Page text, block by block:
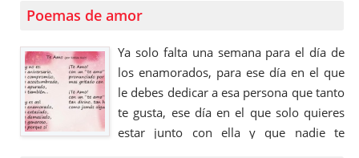
ellos hacen lo que sea por ti, te cargan si
tienes frio, aguanta los …
Poemas de amor
Ya solo falta una semana para el día de
los enamorados, para ese día en el que
le debes dedicar a esa persona que tanto
te gusta, ese día en el que solo quieres
estar junto con ella y que nadie te